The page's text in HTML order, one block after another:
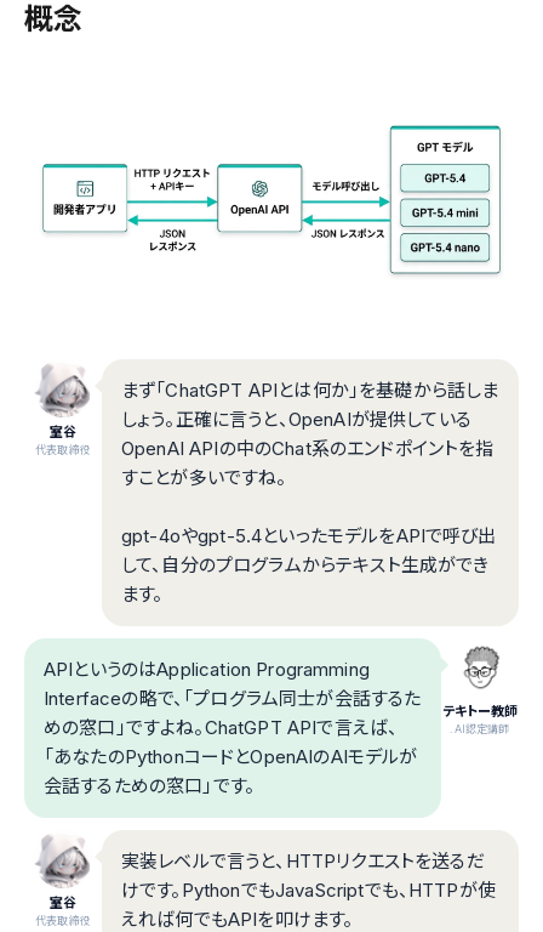
概念
室谷
代表取締役
まず「ChatGPT APIとは何か」を基礎から話しま
しょう。正確に言うと、OpenAIが提供している
OpenAI APIの中のChat系のエンドポイントを指
すことが多いですね。
gpt-4oやgpt-5.4といったモデルをAPIで呼び出
して、自分のプログラムからテキスト生成ができ
ます。
テキトー教師
.AI認定講師
APIというのはApplication Programming
Interfaceの略で、「プログラム同士が会話するた
めの窓口」ですよね。ChatGPT APIで言えば、
「あなたのPythonコードとOpenAIのAIモデルが
会話するための窓口」です。
室谷
代表取締役
実装レベルで言うと、HTTPリクエストを送るだ
けです。PythonでもJavaScriptでも、HTTPが使
えれば何でもAPIを叩けます。